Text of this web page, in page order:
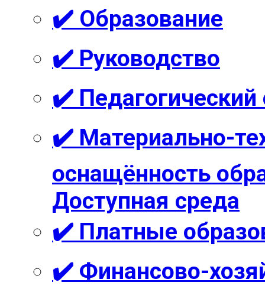
✔️ Образование
✔️ Руководство
✔️ Педагогический
✔️ Материально-
оснащённость
Доступная среда
✔️ Платные
✔️ Финансово-